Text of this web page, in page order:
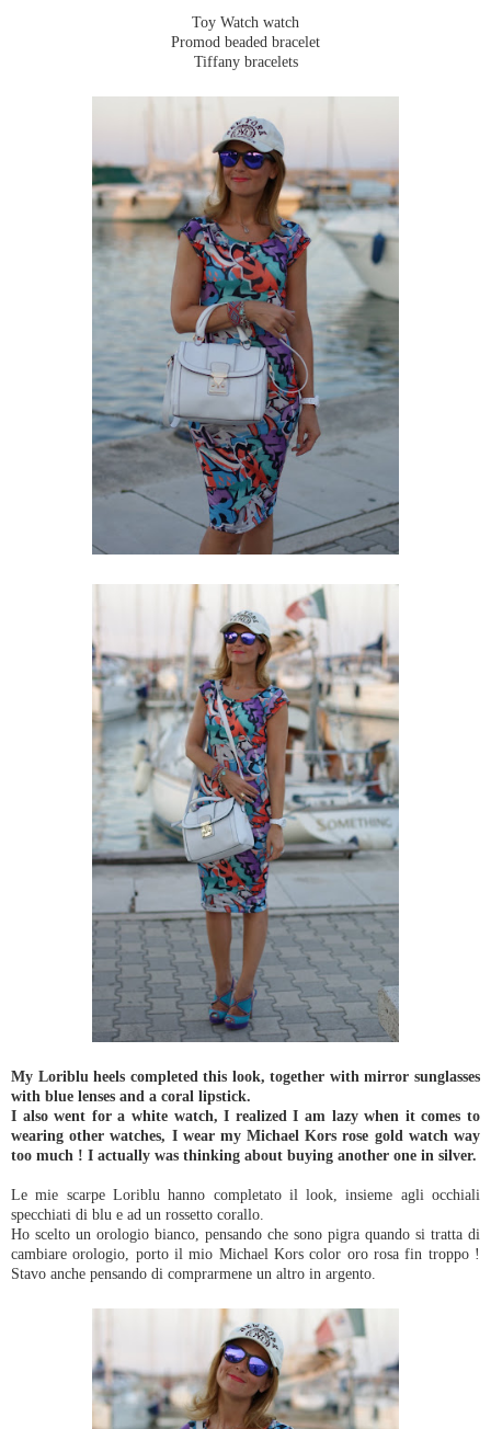
Toy Watch watch
Promod beaded bracelet
Tiffany bracelets
My Loriblu heels completed this look, together with mirror sunglasses
with blue lenses and a coral lipstick.
I also went for a white watch, I realized I am lazy when it comes to
wearing other watches, I wear my Michael Kors rose gold watch way
too much ! I actually was thinking about buying another one in silver.
Le mie scarpe Loriblu hanno completato il look, insieme agli occhiali
specchiati di blu e ad un rossetto corallo.
Ho scelto un orologio bianco, pensando che sono pigra quando si tratta di
cambiare orologio, porto il mio Michael Kors color oro rosa fin troppo !
Stavo anche pensando di comprarmene un altro in argento.